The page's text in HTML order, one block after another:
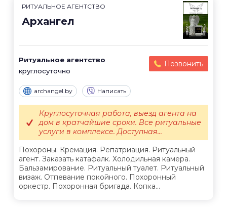
РИТУАЛЬНОЕ АГЕНТСТВО
Архангел
Ритуальное агентство
круглосуточно
Позвонить
archangel.by Написать
Похороны. Кремация. Репатриация. Ритуальный
агент. Заказать катафалк. Холодильная камера.
Бальзамирование. Ритуальный туалет. Ритуальный
визаж. Отпевание покойного. Похоронный
оркестр. Похоронная бригада. Копка...
Круглосуточная работа, выезд агента на
дом в кратчайшие сроки. Все ритуальные
услуги в комплексе. Доступная...